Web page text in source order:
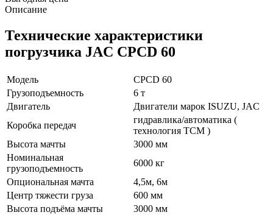
Описание
Технические характеристики
погрузчика JAC CPCD 60
Модель
CPCD 60
Грузоподъемность
6 т
Двигатель
Двигатели марок ISUZU, JAC
Коробка передач
гидравлика/автоматика (
технология TCM )
Высота мачты
3000 мм
Номинальная
грузоподъемность
6000 кг
Опциональная мачта
4,5м, 6м
Центр тяжести груза
600 мм
Высота подъёма мачты
3000 мм